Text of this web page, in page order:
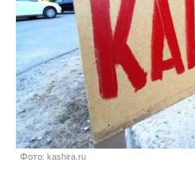
Фото: kashira.ru